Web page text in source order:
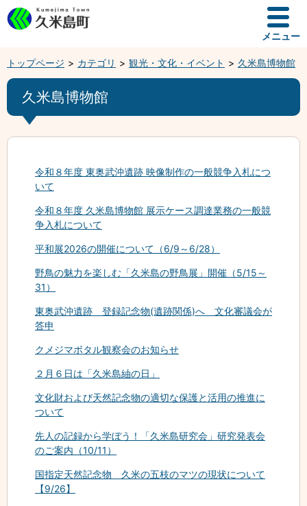
メニュー
トップページ カテゴリ 観光・文化・イベント 久米島博物館
久米島博物館
令和８年度 東奥武沖遺跡 映像制作の一般競争入札につ
いて
令和８年度 久米島博物館 展示ケース調達業務の一般競
争入札について
平和展2026の開催について（6/9～6/28）
野鳥の魅力を楽しむ「久米島の野鳥展」開催（5/15～
31）
東奥武沖遺跡 登録記念物(遺跡関係)へ 文化審議会が
答申
クメジマボタル観察会のお知らせ
２月６日は「久米島紬の日」
文化財および天然記念物の適切な保護と活用の推進に
ついて
先人の記録から学ぼう！「久米島研究会」研究発表会
のご案内（10/11）
国指定天然記念物 久米の五枝のマツの現状について
【9/26】